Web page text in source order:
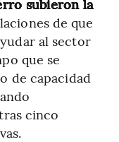
subieron la
de que
al sector
que se
de capacidad
cinco